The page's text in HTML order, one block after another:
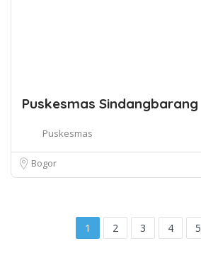
Puskesmas Sindangbarang
Puskesmas
Bogor
1 2 3 4 5